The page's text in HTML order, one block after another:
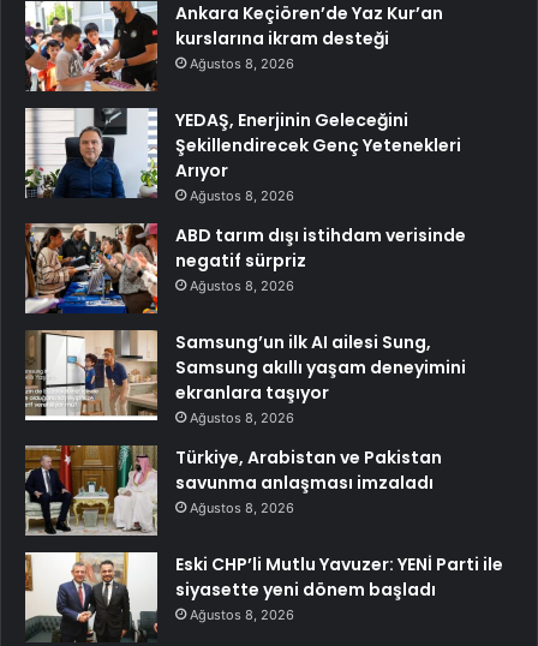
Ankara Keçiören’de Yaz Kur’an
kurslarına ikram desteği
Ağustos 8, 2026
YEDAŞ, Enerjinin Geleceğini
Şekillendirecek Genç Yetenekleri
Arıyor
Ağustos 8, 2026
ABD tarım dışı istihdam verisinde
negatif sürpriz
Ağustos 8, 2026
Samsung’un ilk AI ailesi Sung,
Samsung akıllı yaşam deneyimini
ekranlara taşıyor
Ağustos 8, 2026
Türkiye, Arabistan ve Pakistan
savunma anlaşması imzaladı
Ağustos 8, 2026
Eski CHP’li Mutlu Yavuzer: YENİ Parti ile
siyasette yeni dönem başladı
Ağustos 8, 2026